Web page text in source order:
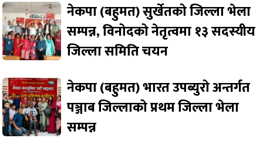
नेकपा (बहुमत) सुर्खेतको जिल्ला भेला
सम्पन्न, विनोदको नेतृत्वमा १३ सदस्यीय
जिल्ला समिति चयन
नेकपा (बहुमत) भारत उपब्युरो अन्तर्गत
पञ्जाब जिल्लाको प्रथम जिल्ला भेला
सम्पन्न